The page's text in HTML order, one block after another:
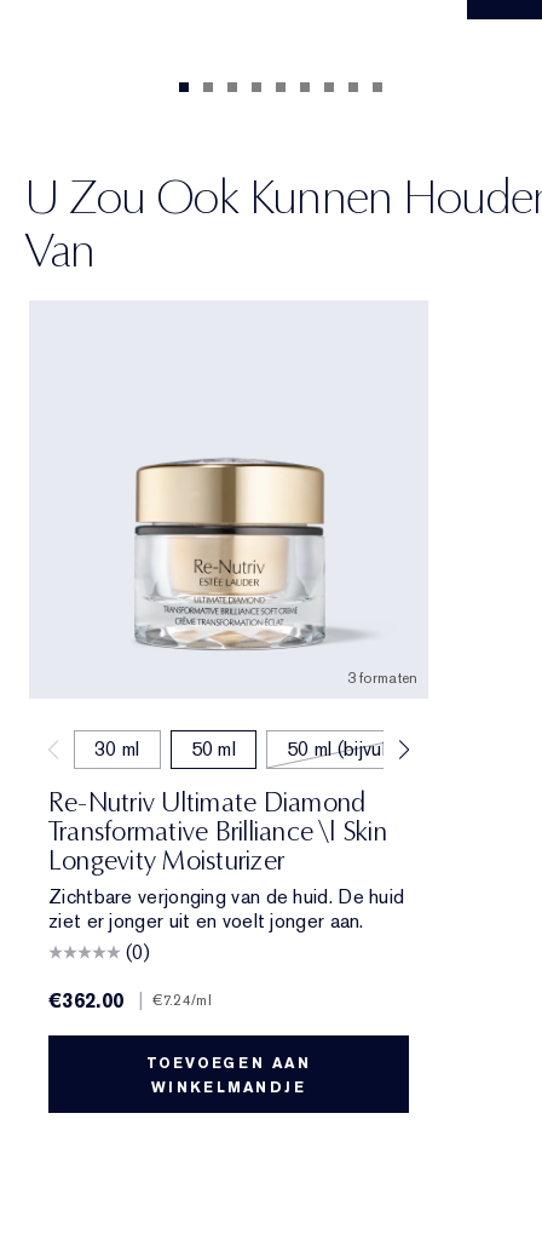
U Zou Ook Kunnen
Van
3 formaten
30 ml 50 ml 50 ml (bijvullen)
Re-Nutriv Ultimate Diamond
Transformative Brilliance \| Skin
Longevity Moisturizer
Zichtbare verjonging van de huid. De huid
ziet er jonger uit en voelt jonger aan.
(0)
€362.00
€7.24/ml
TOEVOEGEN AAN
WINKELMANDJE